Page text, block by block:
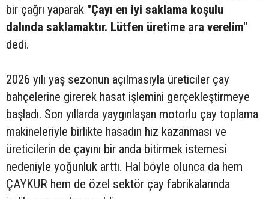
bir çağrı yaparak "Çayı en iyi saklama koşulu
dalında saklamaktır. Lütfen üretime ara verelim"
dedi.
2026 yılı yaş sezonun açılmasıyla üreticiler çay
bahçelerine girerek hasat işlemini gerçekleştirmeye
başladı. Son yıllarda yaygınlaşan motorlu çay toplama
makineleriyle birlikte hasadın hız kazanması ve
üreticilerin de çayını bir anda bitirmek istemesi
nedeniyle yoğunluk arttı. Hal böyle olunca da hem
ÇAYKUR hem de özel sektör çay fabrikalarında